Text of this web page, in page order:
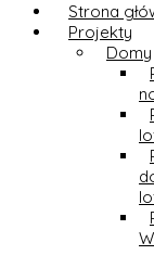
Strona
Projekty
Domy